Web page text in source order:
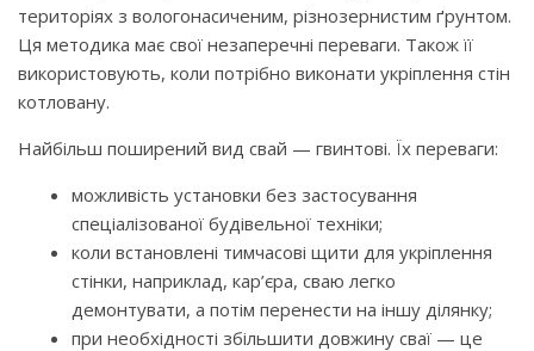
територіях з вологонасиченим, різнозернистим ґрунтом.
Ця методика має свої незаперечні переваги. Також її
використовують, коли потрібно виконати укріплення стін
котловану.
Найбільш поширений вид свай — гвинтові. Їх переваги:
можливість установки без застосування
спеціалізованої будівельної техніки;
коли встановлені тимчасові щити для укріплення
стінки, наприклад, кар’єра, сваю легко
демонтувати, а потім перенести на іншу ділянку;
при необхідності збільшити довжину сваї — це